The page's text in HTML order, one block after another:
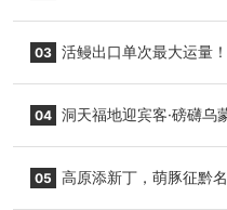
03 活鳗出口单次最大运量
04 洞天福地迎宾客·磅礴乌
05 高原添新丁，萌豚征黔